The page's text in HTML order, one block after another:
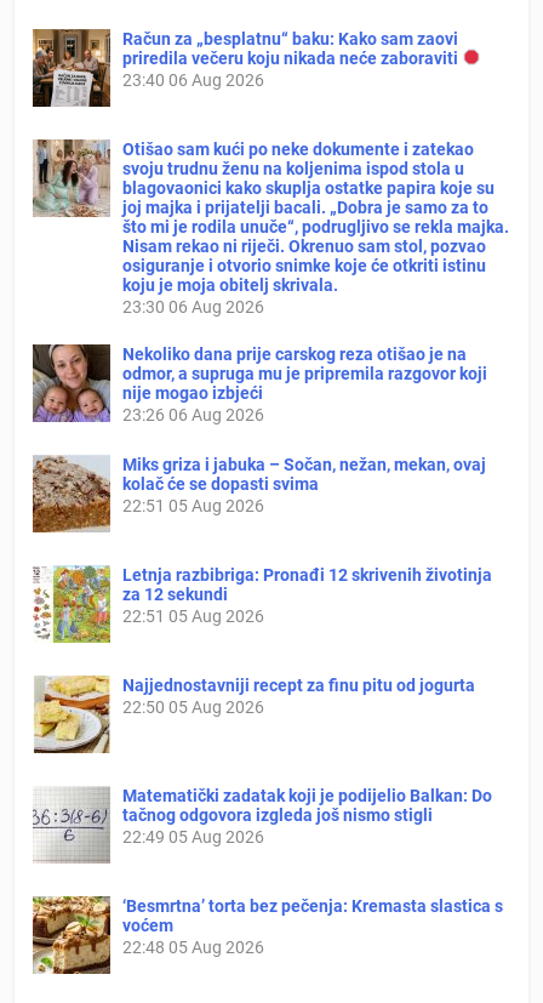
Račun za „besplatnu“ baku: Kako sam zaovi
priredila večeru koju nikada neće zaboraviti
23:40 06 Aug 2026
Otišao sam kući po neke dokumente i zatekao
svoju trudnu ženu na koljenima ispod stola u
blagovaonici kako skuplja ostatke papira koje su
joj majka i prijatelji bacali. „Dobra je samo za to
što mi je rodila unuče“, podrugljivo se rekla majka.
Nisam rekao ni riječi. Okrenuo sam stol, pozvao
osiguranje i otvorio snimke koje će otkriti istinu
koju je moja obitelj skrivala.
23:30 06 Aug 2026
Nekoliko dana prije carskog reza otišao je na
odmor, a supruga mu je pripremila razgovor koji
nije mogao izbjeći
23:26 06 Aug 2026
Miks griza i jabuka – Sočan, nežan, mekan, ovaj
kolač će se dopasti svima
22:51 05 Aug 2026
Letnja razbibriga: Pronađi 12 skrivenih životinja
za 12 sekundi
22:51 05 Aug 2026
Najjednostavniji recept za finu pitu od jogurta
22:50 05 Aug 2026
Matematički zadatak koji je podijelio Balkan: Do
tačnog odgovora izgleda još nismo stigli
22:49 05 Aug 2026
‘Besmrtna’ torta bez pečenja: Kremasta slastica s
voćem
22:48 05 Aug 2026